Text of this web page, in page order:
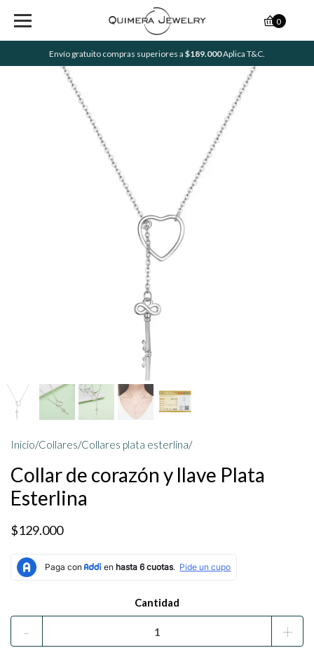
Envío gratuito compras superiores a $189.000Aplica T&C.
0
Inicio/Collares/Collares plata esterlina/
Collar de corazón y llave Plata
Esterlina
$129.000
Cantidad
- +